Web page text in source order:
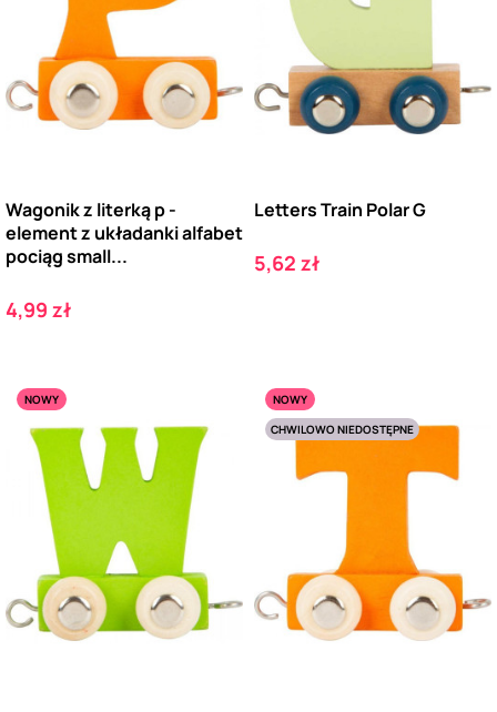
Wagonik z literką p -
element z układanki alfabet
pociąg small...
Cena
4,99 zł
Letters Train Polar G
Cena
5,62 zł
NOWY
NOWY
CHWILOWO NIEDOSTĘPNE